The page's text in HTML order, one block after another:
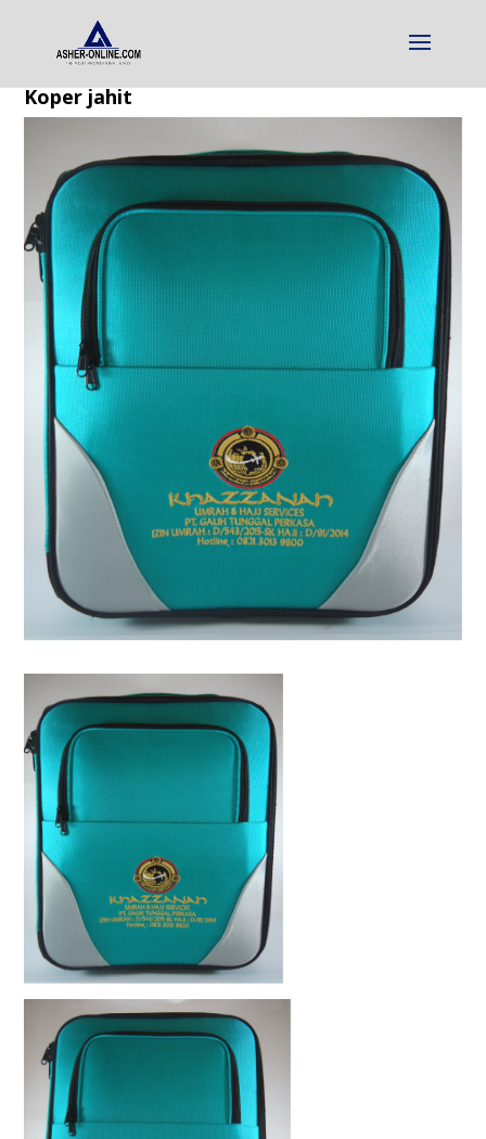
Koper jahit